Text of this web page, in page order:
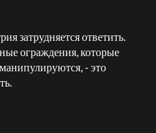
затрудняется ответить.
ограждения, которые
- это